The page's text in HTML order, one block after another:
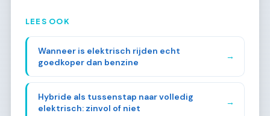
LEES OOK
Wanneer is elektrisch rijden echt
goedkoper dan benzine
→
Hybride als tussenstap naar volledig
elektrisch: zinvol of niet
→